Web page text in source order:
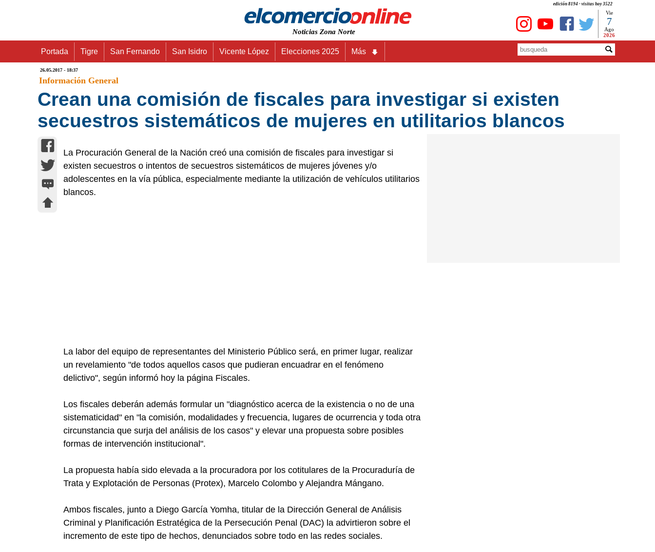
edición 8194 - visitas hoy 3522
Noticias Zona Norte
Vie
7
Ago
2026
Portada Tigre San Fernando San Isidro Vicente López Elecciones 2025 Más
26.05.2017 - 18:37
Información General
Crean una comisión de fiscales para investigar si existen
secuestros sistemáticos de mujeres en utilitarios blancos
La Procuración General de la Nación creó una comisión de fiscales para investigar si
existen secuestros o intentos de secuestros sistemáticos de mujeres jóvenes y/o
adolescentes en la vía pública, especialmente mediante la utilización de vehículos utilitarios
blancos.
La labor del equipo de representantes del Ministerio Público será, en primer lugar, realizar
un revelamiento "de todos aquellos casos que pudieran encuadrar en el fenómeno
delictivo", según informó hoy la página Fiscales.
Los fiscales deberán además formular un "diagnóstico acerca de la existencia o no de una
sistematicidad" en "la comisión, modalidades y frecuencia, lugares de ocurrencia y toda otra
circunstancia que surja del análisis de los casos" y elevar una propuesta sobre posibles
formas de intervención institucional".
La propuesta había sido elevada a la procuradora por los cotitulares de la Procuraduría de
Trata y Explotación de Personas (Protex), Marcelo Colombo y Alejandra Mángano.
Ambos fiscales, junto a Diego García Yomha, titular de la Dirección General de Análisis
Criminal y Planificación Estratégica de la Persecución Penal (DAC) la advirtieron sobre el
incremento de este tipo de hechos, denunciados sobre todo en las redes sociales.